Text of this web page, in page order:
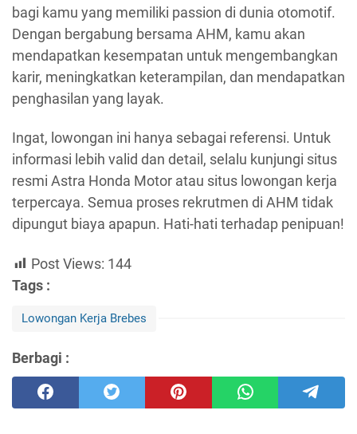
bagi kamu yang memiliki passion di dunia otomotif.
Dengan bergabung bersama AHM, kamu akan
mendapatkan kesempatan untuk mengembangkan
karir, meningkatkan keterampilan, dan mendapatkan
penghasilan yang layak.
Ingat, lowongan ini hanya sebagai referensi. Untuk
informasi lebih valid dan detail, selalu kunjungi situs
resmi Astra Honda Motor atau situs lowongan kerja
terpercaya. Semua proses rekrutmen di AHM tidak
dipungut biaya apapun. Hati-hati terhadap penipuan!
Post Views: 144
Tags :
Lowongan Kerja Brebes
Berbagi :